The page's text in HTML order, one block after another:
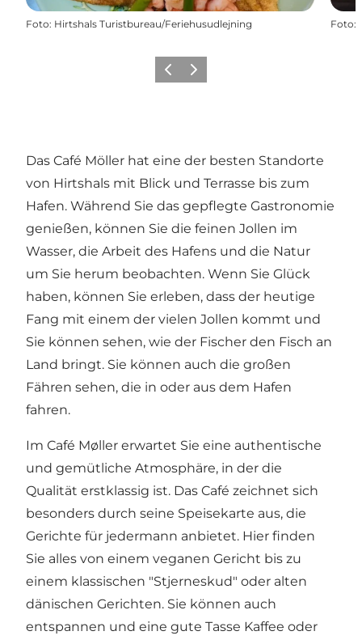
Foto: Hirtshals Turistbureau/Feriehusudlejning Foto:
ZurückWeiter
Das Café Möller hat eine der besten Standorte
von Hirtshals mit Blick und Terrasse bis zum
Hafen. Während Sie das gepflegte Gastronomie
genießen, können Sie die feinen Jollen im
Wasser, die Arbeit des Hafens und die Natur
um Sie herum beobachten. Wenn Sie Glück
haben, können Sie erleben, dass der heutige
Fang mit einem der vielen Jollen kommt und
Sie können sehen, wie der Fischer den Fisch an
Land bringt. Sie können auch die großen
Fähren sehen, die in oder aus dem Hafen
fahren.
Im Café Møller erwartet Sie eine authentische
und gemütliche Atmosphäre, in der die
Qualität erstklassig ist. Das Café zeichnet sich
besonders durch seine Speisekarte aus, die
Gerichte für jedermann anbietet. Hier finden
Sie alles von einem veganen Gericht bis zu
einem klassischen "Stjerneskud" oder alten
dänischen Gerichten. Sie können auch
entspannen und eine gute Tasse Kaffee oder